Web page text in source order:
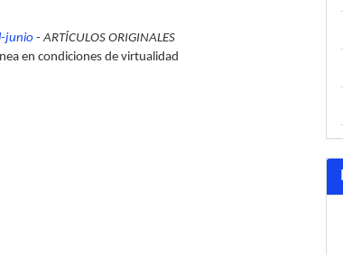
junio- ARTÍCULOS ORIGINALES
en condiciones de virtualidad